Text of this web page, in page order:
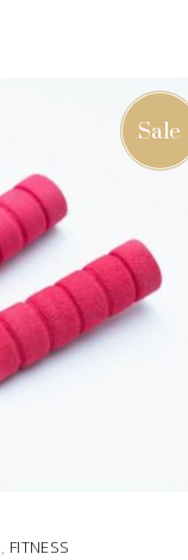
Sale
, FITNESS